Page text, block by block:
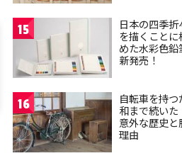
15
日本の四季
を描くこと
めた水彩色
新発売！
16
自転車を持
和まで続い
意外な歴史
理由